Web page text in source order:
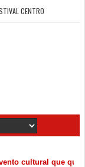
CENTRO
quieras difundir,